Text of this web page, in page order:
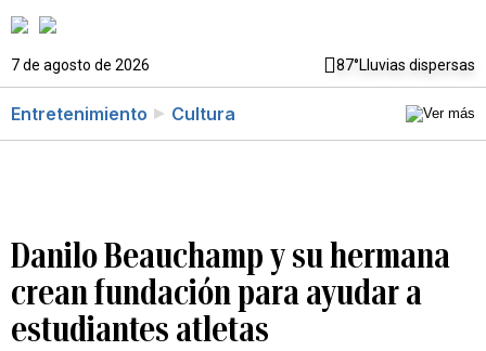
7 de agosto de 2026 87°Lluvias dispersas
Entretenimiento Cultura
Danilo Beauchamp y su hermana
crean fundación para ayudar a
estudiantes atletas